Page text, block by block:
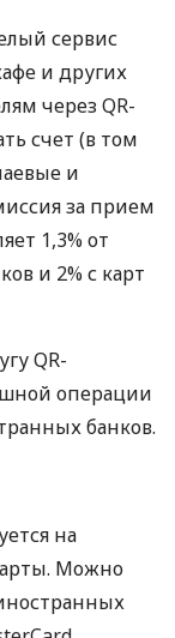
сервис
и других
через QR-
счет (в том
и
за прием
1,3% от
и 2% с карт
QR-
операции
банков.
на
Можно